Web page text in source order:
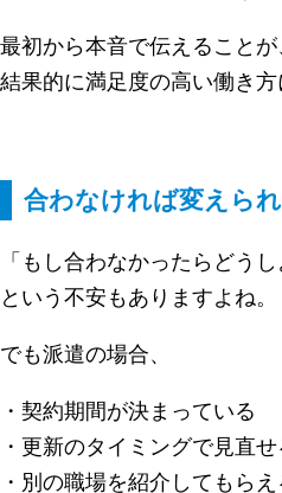
最初から本音で伝えることが
結果的に満足度の高い働き方
合わなければ変えら
「もし合わなかったらどう
という不安もありますよね。
でも派遣の場合、
・契約期間が決まっている
・更新のタイミングで見直せ
・別の職場を紹介してもらえ